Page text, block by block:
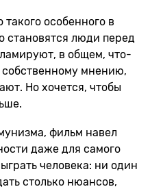
особенного в
становятся люди перед
в общем, что-
собственному мнению,
Но хочется, чтобы
фильм навел
даже для самого
человека: ни один
столько нюансов,